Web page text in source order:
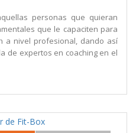
personas que quieran
que le capaciten para
a nivel profesional, dando así
de expertos en coaching en el